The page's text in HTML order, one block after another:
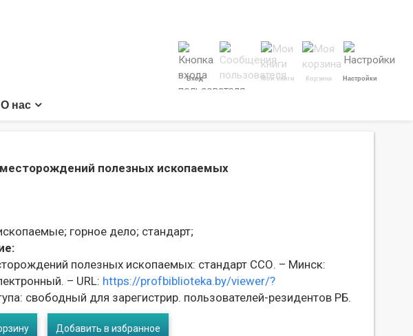
Вход Мои книги Корзина Настройки
О нас
полезных ископаемых
горное дело; стандарт;
полезных ископаемых: стандарт ССО. – Минск:
– URL: https://profbiblioteka.by/viewer/?
свободный для зарегистрир. пользователей-резидентов РБ.
Добавить в избранное